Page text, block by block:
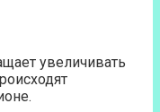
увеличивать